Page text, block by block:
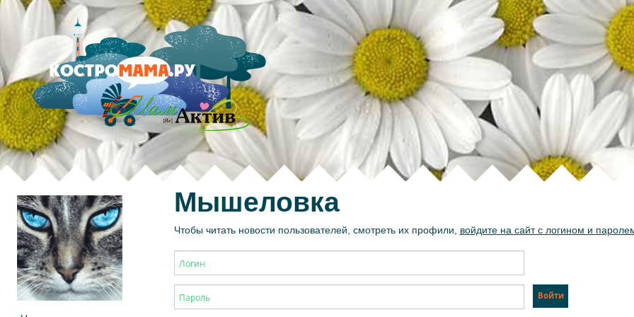
Мышеловка
Чтобы читать новости пользователей, смотреть их профили, войдите на сайт с логином и